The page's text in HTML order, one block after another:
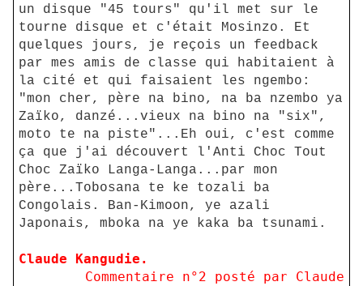
un disque "45 tours" qu'il met sur le
tourne disque et c'était Mosinzo. Et
quelques jours, je reçois un feedback
par mes amis de classe qui habitaient à
la cité et qui faisaient les ngembo:
"mon cher, père na bino, na ba nzembo ya
Zaïko, danzé...vieux na bino na "six",
moto te na piste"...Eh oui, c'est comme
ça que j'ai découvert l'Anti Choc Tout
Choc Zaïko Langa-Langa...par mon
père...Tobosana te ke tozali ba
Congolais. Ban-Kimoon, ye azali
Japonais, mboka na ye kaka ba tsunami.
Claude Kangudie.
Commentaire n°2 posté par Claude